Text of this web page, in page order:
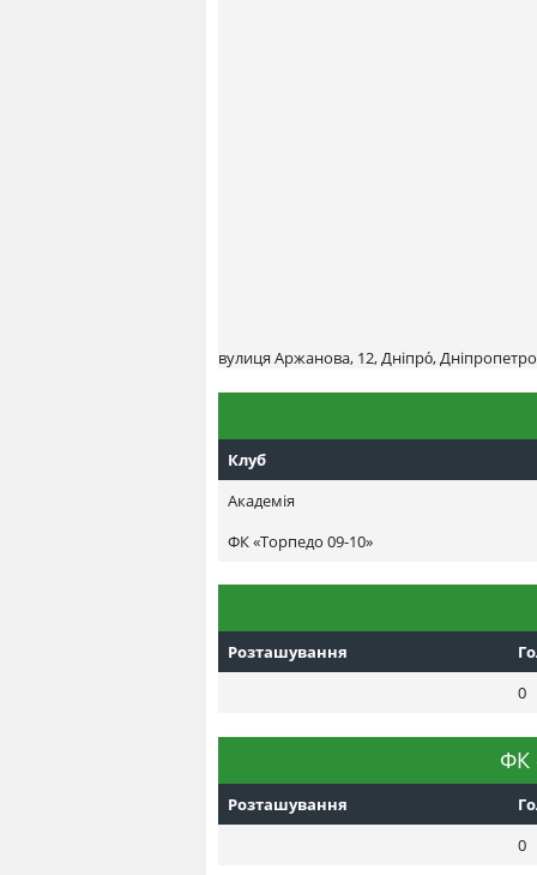
вулиця Аржанова, 12, Дніпро́,
Клуб
Академія
ФК «Торпедо 09-10»
Розташування
0
ФК
Розташування
0